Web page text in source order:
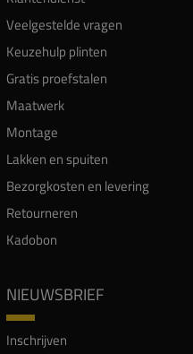
Veelgestelde vragen
Keuzehulp plinten
Gratis proefstalen
Maatwerk
Montage
Lakken en spuiten
Bezorgkosten en levering
Retourneren
Kadobon
NIEUWSBRIEF
Inschrijven